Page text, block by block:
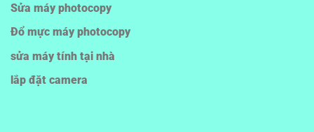
Sửa máy photocopy
Đổ mực máy photocopy
sửa máy tính tại nhà
lắp đặt camera